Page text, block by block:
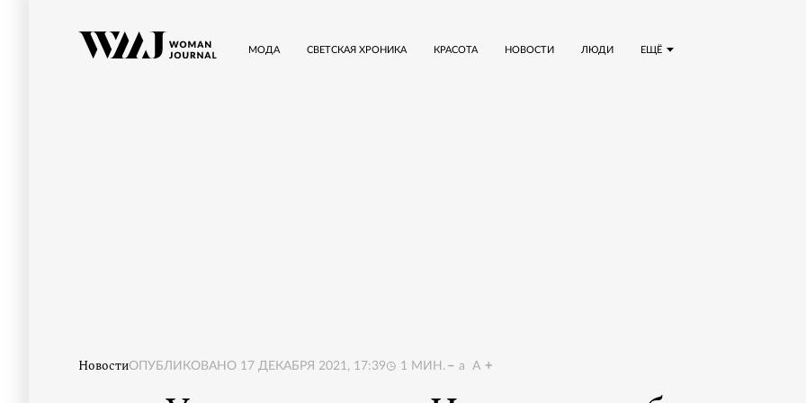
ЕЩЁ
МОДА СВЕТСКАЯ ХРОНИКА КРАСОТА НОВОСТИ ЛЮДИ
НовостиОПУБЛИКОВАНО 17 ДЕКАБРЯ 2021, 17:39 1 МИН. a A